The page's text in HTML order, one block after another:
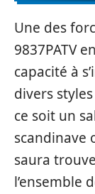
Une des
9837PATV
capacité à
divers
ce soit un
scandinave
saura
l’ensemble